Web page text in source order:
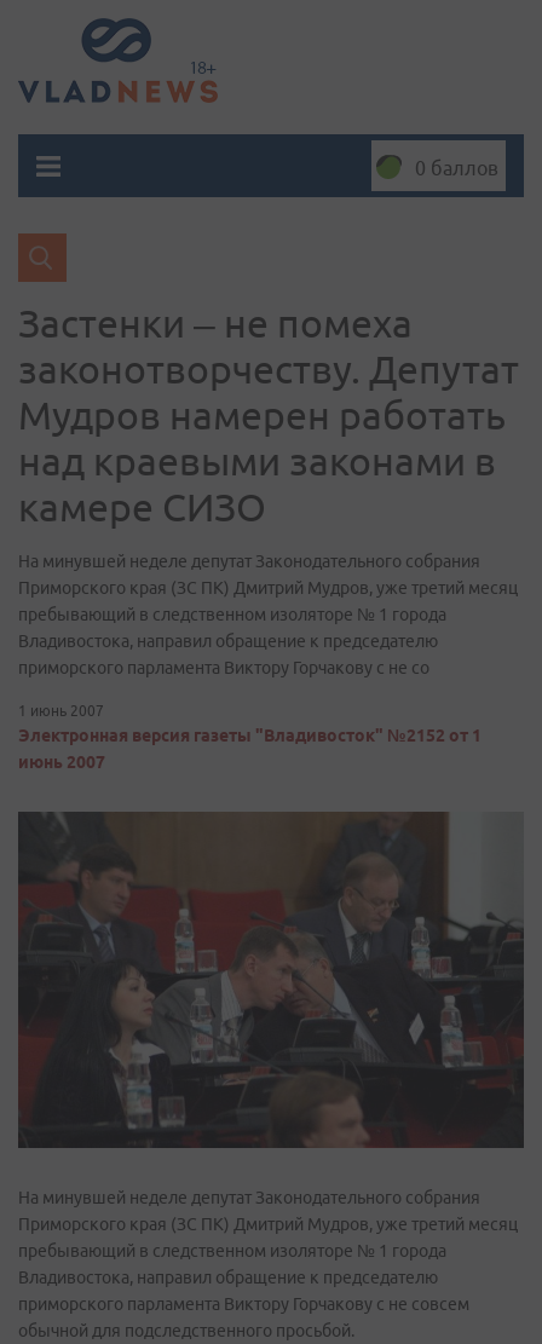
0 баллов
Застенки – не помеха
законотворчеству. Депутат
Мудров намерен работать
над краевыми законами в
камере СИЗО
На минувшей неделе депутат Законодательного собрания
Приморского края (ЗС ПК) Дмитрий Мудров, уже третий месяц
пребывающий в следственном изоляторе № 1 города
Владивостока, направил обращение к председателю
приморского парламента Виктору Горчакову с не со
1 июнь 2007
Электронная версия газеты "Владивосток" №2152 от 1
июнь 2007
На минувшей неделе депутат Законодательного собрания
Приморского края (ЗС ПК) Дмитрий Мудров, уже третий месяц
пребывающий в следственном изоляторе № 1 города
Владивостока, направил обращение к председателю
приморского парламента Виктору Горчакову с не совсем
обычной для подследственного просьбой.